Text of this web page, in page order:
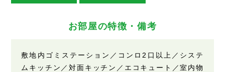
お部屋の特徴・備考
敷地内ゴミステーション／コンロ2口以上／システ
ムキッチン／対面キッチン／エコキュート／室内物